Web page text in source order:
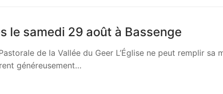
le samedi 29 août à Bassenge
de la Vallée du Geer L’Église ne peut remplir sa
généreusement…